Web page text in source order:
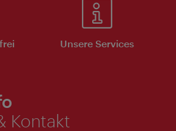
Unsere Services
Kontakt